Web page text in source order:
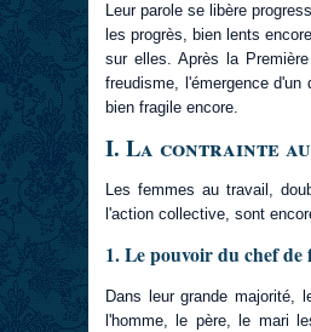
Leur parole se libère
les progrès, bien lents
sur elles. Après la
freudisme, l'émergence
bien fragile encore.
I. La contrainte
Les femmes au travail,
l'action collective, sont
1. Le pouvoir du chef
Dans leur grande majorité,
l'homme, le père, le mari